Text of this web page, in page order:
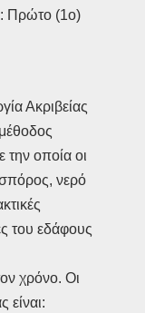
: Πρώτο (1ο)
Ακριβείας
οποία οι
νερό
του εδάφους
χρόνο. Οι
είναι: